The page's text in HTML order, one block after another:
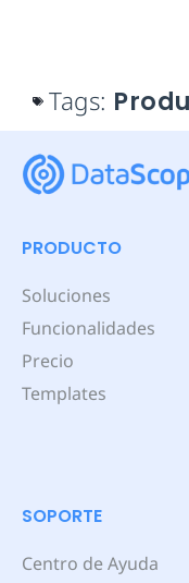
Tags:
PRODUCTO
Soluciones
Funcionalidades
Precio
Templates
SOPORTE
Centro de Ayuda